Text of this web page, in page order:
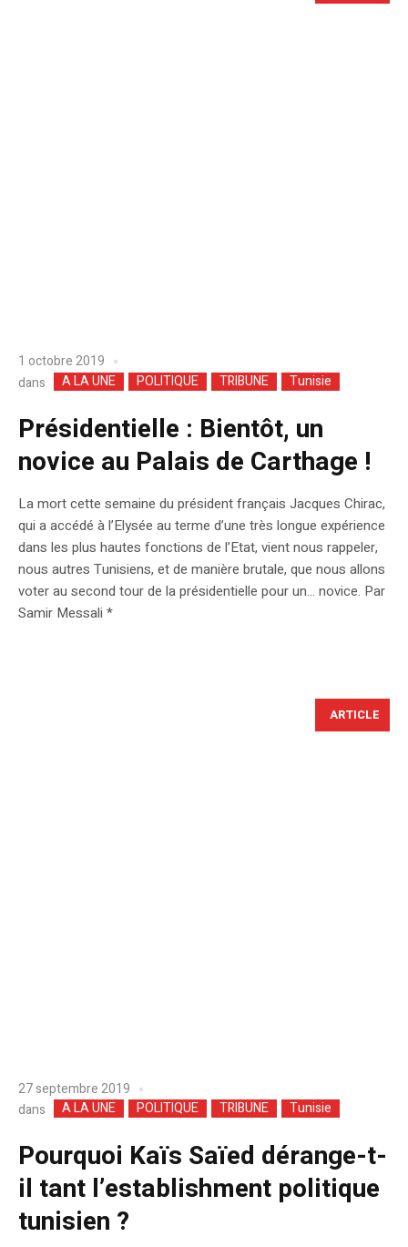
1 octobre 2019
dans
A LA UNE POLITIQUE TRIBUNE Tunisie
Présidentielle : Bientôt, un
novice au Palais de Carthage !
La mort cette semaine du président français Jacques Chirac,
qui a accédé à l’Elysée au terme d’une très longue expérience
dans les plus hautes fonctions de l’Etat, vient nous rappeler,
nous autres Tunisiens, et de manière brutale, que nous allons
voter au second tour de la présidentielle pour un… novice. Par
Samir Messali *
ARTICLE
27 septembre 2019
dans
A LA UNE POLITIQUE TRIBUNE Tunisie
Pourquoi Kaïs Saïed dérange-t-
il tant l’establishment politique
tunisien ?